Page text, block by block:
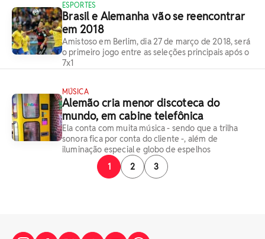
ESPORTES
Brasil e Alemanha vão se reencontrar
em 2018
Amistoso em Berlim, dia 27 de março de 2018, será
o primeiro jogo entre as seleções principais após o
7x1
MÚSICA
Alemão cria menor discoteca do
mundo, em cabine telefônica
Ela conta com muita música - sendo que a trilha
sonora fica por conta do cliente -, além de
iluminação especial e globo de espelhos
1
2 3